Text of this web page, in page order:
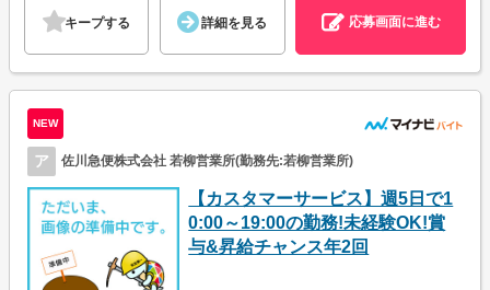
キープする 詳細を見る 応募画面に進む
NEW
ア 佐川急便株式会社 若柳営業所(勤務先:若柳営業所)
【カスタマーサービス】週5日で1
0:00～19:00の勤務!未経験OK!賞
与&昇給チャンス年2回